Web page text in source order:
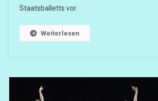
Staatsballetts vor.
Weiterlesen